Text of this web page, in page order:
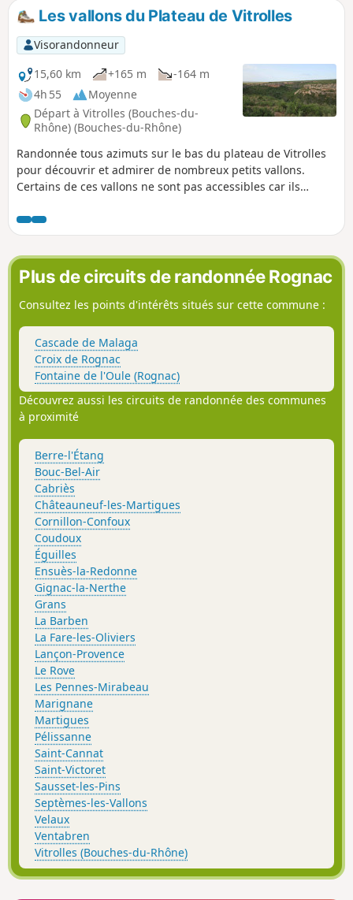
Les vallons du Plateau de Vitrolles
Visorandonneur
15,60 km
+165 m
-164 m
4h 55
Moyenne
Départ à Vitrolles (Bouches-du-
Rhône) (Bouches-du-Rhône)
Randonnée tous azimuts sur le bas du plateau de Vitrolles
pour découvrir et admirer de nombreux petits vallons.
Certains de ces vallons ne sont pas accessibles car ils
envahis par une végétation dense et piquante mais le
paysage est grandiose du haut des petites falaises qui les
entourent. La trace gpx peut s'avérer très utile.
Plus de circuits de randonnée Rognac
Consultez les points d'intérêts situés sur cette commune :
Cascade de Malaga
Croix de Rognac
Fontaine de l'Oule (Rognac)
Découvrez aussi les circuits de randonnée des communes
à proximité
Berre-l'Étang
Bouc-Bel-Air
Cabriès
Châteauneuf-les-Martigues
Cornillon-Confoux
Coudoux
Éguilles
Ensuès-la-Redonne
Gignac-la-Nerthe
Grans
La Barben
La Fare-les-Oliviers
Lançon-Provence
Le Rove
Les Pennes-Mirabeau
Marignane
Martigues
Pélissanne
Saint-Cannat
Saint-Victoret
Sausset-les-Pins
Septèmes-les-Vallons
Velaux
Ventabren
Vitrolles (Bouches-du-Rhône)